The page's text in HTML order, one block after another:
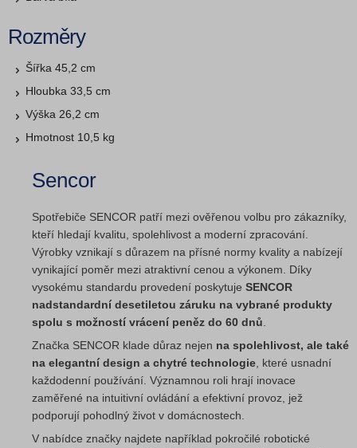
Rozměry
Šířka 45,2 cm
Hloubka 33,5 cm
Výška 26,2 cm
Hmotnost 10,5 kg
Sencor
Spotřebiče SENCOR patří mezi ověřenou volbu pro zákazníky,
kteří hledají kvalitu, spolehlivost a moderní zpracování.
Výrobky vznikají s důrazem na přísné normy kvality a nabízejí
vynikající poměr mezi atraktivní cenou a výkonem. Díky
vysokému standardu provedení poskytuje SENCOR
nadstandardní desetiletou záruku na vybrané produkty
spolu s možností vrácení peněz do 60 dnů
Značka SENCOR klade důraz nejen na spolehlivost, ale také
na elegantní design a chytré technologie , které usnadní
každodenní používání. Významnou roli hrají inovace
zaměřené na intuitivní ovládání a efektivní provoz, jež
podporují pohodlný život v domácnostech.
V nabídce značky najdete například pokročilé robotické